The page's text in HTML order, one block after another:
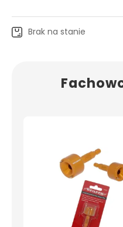
Brak na stanie